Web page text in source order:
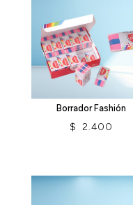
Borrador Fashión
$ 2.400